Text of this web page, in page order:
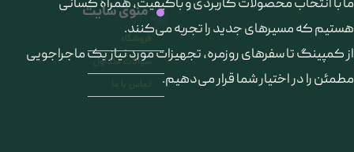
ما با انتخاب محصولات کاربردی و باکیفیت، همراه کسانی
هستیم که مسیرهای جدید را تجربه می‌کنند.
از کمپینگ تا سفرهای روزمره، تجهیزات مورد نیاز یک ماجراجویی
مطمئن را در اختیار شما قرار می‌دهیم.
منوی سایت
فروشگاه
سوالات متداول
تماس با ما